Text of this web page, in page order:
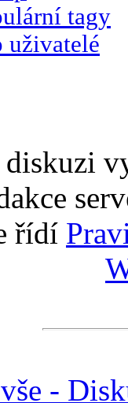
tagy
uživatelé
řídí
-